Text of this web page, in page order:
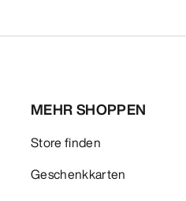
MEHR SHOPPEN
Store finden
Geschenkkarten